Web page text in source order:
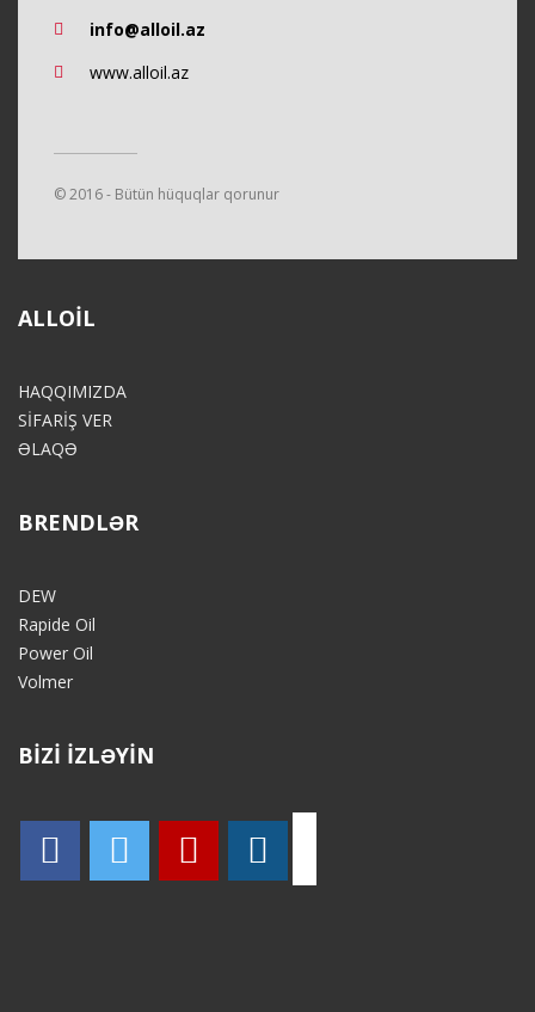
info@alloil.az
www.alloil.az
© 2016 - Bütün hüquqlar qorunur
ALLOIL
HAQQIMIZDA
SİFARİŞ VER
ƏLAQƏ
BRENDLƏR
DEW
Rapide Oil
Power Oil
Volmer
BİZİ İZLƏYİN